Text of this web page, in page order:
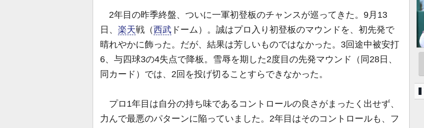
2年目の昨季終盤、ついに一軍初登板のチャンスが巡ってきた。9月13
日、 楽天戦（西武 ドーム）。誠はプロ入り初登板のマウンドを、初先発で
晴れやかに飾った。だが、結果は芳しいものではなかった。3回途中被安打
6、与四球3の4失点で降板。雪辱を期した2度目の先発マウンド（同28日、
同カード）では、2回を投げ切ることすらできなかった。
プロ1年目は自分の持ち味であるコントロールの良さがまったく出せず、
力んで最悪のパターンに陥っていました。2年目はそのコントロールも、フ